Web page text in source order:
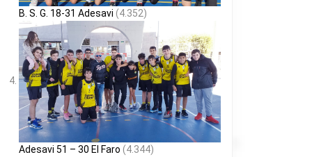
B. S. G. 18-31 Adesavi (4.352)
Adesavi 51 – 30 El Faro (4.344)